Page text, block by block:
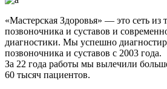
«Мастерская Здоровья» — это сеть из
позвоночника и суставов и
диагностики. Мы успешно
позвоночника и суставов с 2003 года.
За 22 года работы мы вылечили
60 тысяч пациентов.